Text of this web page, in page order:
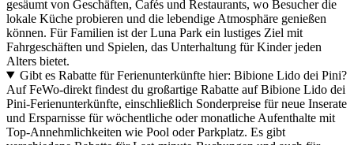
gesäumt von Geschäften, Cafés und Restaurants, wo Besucher die
lokale Küche probieren und die lebendige Atmosphäre genießen
können. Für Familien ist der Luna Park ein lustiges Ziel mit
Fahrgeschäften und Spielen, das Unterhaltung für Kinder jeden
Alters bietet.
Gibt es Rabatte für Ferienunterkünfte hier: Bibione Lido dei Pini?
Auf FeWo-direkt findest du großartige Rabatte auf Bibione Lido dei
Pini-Ferienunterkünfte, einschließlich Sonderpreise für neue Inserate
und Ersparnisse für wöchentliche oder monatliche Aufenthalte mit
Top-Annehmlichkeiten wie Pool oder Parkplatz. Es gibt